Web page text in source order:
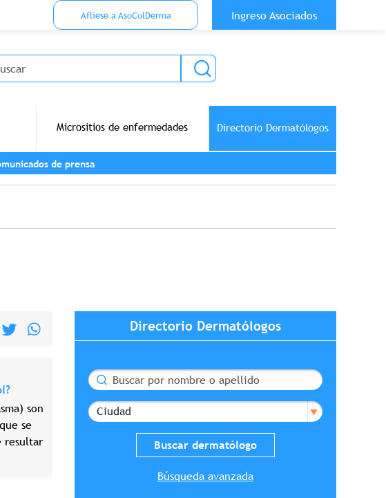
Menu Top Anónimo
Aflíese a AsoColDerma
Ingreso Asociados
Micrositios de enfermedades Directorio Dermatólogos
de prensa
son
se
resultar
Directorio Dermatólogos
Buscar
Ciudad
Búsqueda avanzada